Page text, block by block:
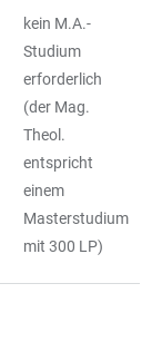
kein M.A.-
Studium
erforderlich
(der Mag.
Theol.
entspricht
einem
Masterstudium
mit 300 LP)